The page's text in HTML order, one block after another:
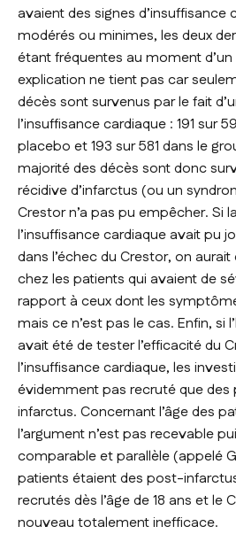
avaient des signes d’insuffisance
modérés ou minimes, les deux
étant fréquentes au moment
explication ne tient pas car
décès sont survenus par le fait
l’insuffisance cardiaque : 191 sur
placebo et 193 sur 581 dans le
majorité des décès sont donc
récidive d’infarctus (ou un
Crestor n’a pas pu empêcher. Si
l’insuffisance cardiaque avait pu
dans l’échec du Crestor, on
chez les patients qui avaient de
rapport à ceux dont les
mais ce n’est pas le cas. Enfin, si
avait été de tester l’efficacité du
l’insuffisance cardiaque, les
évidemment pas recruté que
infarctus. Concernant l’âge des
l’argument n’est pas recevable
comparable et parallèle (appelé
patients étaient des post-
recrutés dès l’âge de 18 ans et le
nouveau totalement inefficace.